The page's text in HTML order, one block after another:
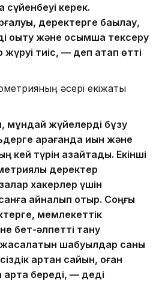
сүйенбеуі керек.
деректерге бақылау,
оқыту және қосымша тексеру
жүруі тиіс, — деп атап өтті
әсері екіжақты
мұндай жүйелерді бұзу
қарағанда қиын және
кей түрін азайтады. Екінші
деректер
хакерлер үшін
айналып отыр. Соңғы
мемлекеттік
бет-әлпетті тану
жасалатын шабуылдар саны
артқан сайын, оған
арта береді, — деді